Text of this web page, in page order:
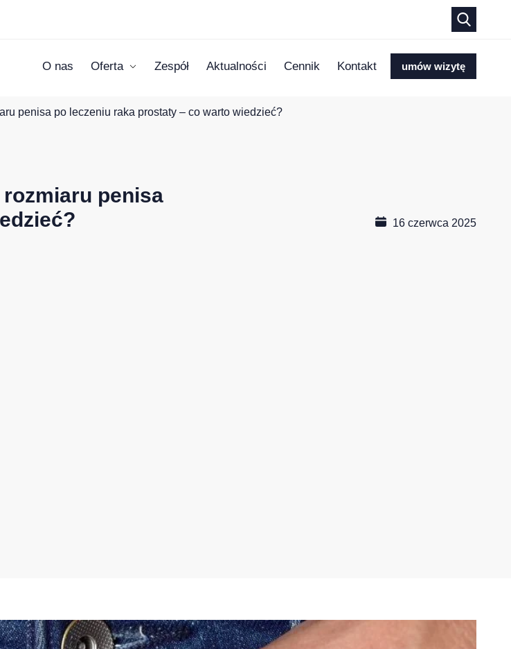
O nas Oferta Zespół Aktualności Cennik Kontakt umów wizytę
penisa po leczeniu raka prostaty – co warto wiedzieć?
penisa
16 czerwca 2025